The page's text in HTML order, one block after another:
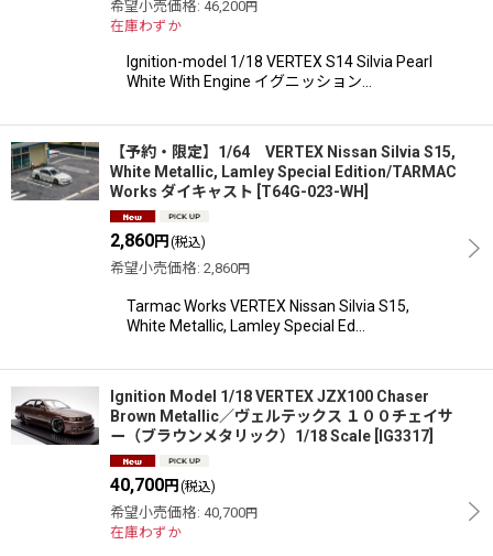
希望小売価格: 46,200円
在庫わずか
Ignition-model 1/18 VERTEX S14 Silvia Pearl
White With Engine イグニッション…
【予約・限定】1/64 VERTEX Nissan Silvia S15,
White Metallic, Lamley Special Edition/TARMAC
Works ダイキャスト T64G-023-WH
2,860円 (税込)
希望小売価格: 2,860円
Tarmac Works VERTEX Nissan Silvia S15,
White Metallic, Lamley Special Ed…
Ignition Model 1/18 VERTEX JZX100 Chaser
Brown Metallic／ヴェルテックス １００チェイサ
ー（ブラウンメタリック）1/18 Scale
IG3317
40,700円 (税込)
希望小売価格: 40,700円
在庫わずか